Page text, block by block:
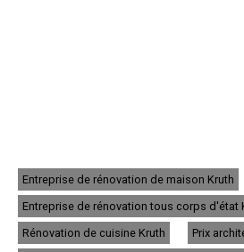
Entreprise de rénovation de maison Kruth
Entreprise de rénovation tous corps d'état
Rénovation de cuisine Kruth
Prix